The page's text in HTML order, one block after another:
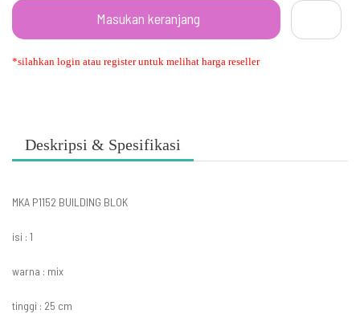
Masukan keranjang
*silahkan login atau register untuk melihat harga reseller
Deskripsi & Spesifikasi
MKA P1152 BUILDING BLOK
isi : 1
warna : mix
tinggi : 25 cm